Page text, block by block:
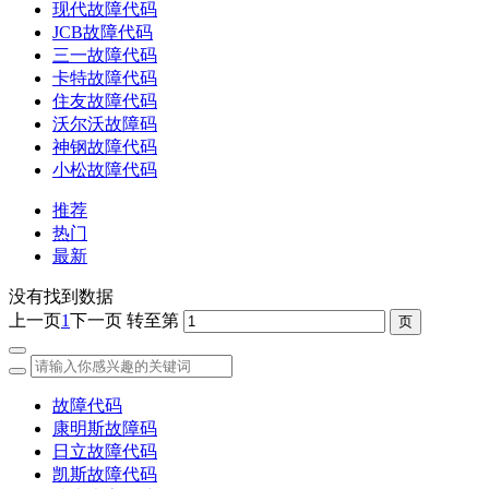
现代故障代码
JCB故障代码
三一故障代码
卡特故障代码
住友故障代码
沃尔沃故障码
神钢故障代码
小松故障代码
推荐
热门
最新
没有找到数据
上一页1下一页 转至第
故障代码
康明斯故障码
日立故障代码
凯斯故障代码